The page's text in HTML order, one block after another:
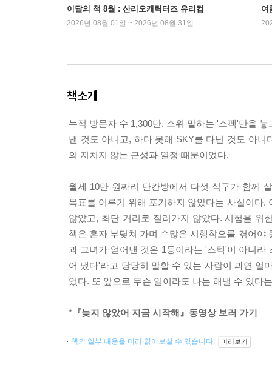
이달의 책 8월 : 산리오캐릭터즈 유리컵
2026년 08월 01일 ~ 2026년 08월 31일
여
책소개
누적 방문자 수 1,300만. 소위 말하는 '스펙'만을
낸 것도 아니고, 하다 못해 SKY를 다닌 것도 아
의 지치지 않는 근성과 열정 때문이었다.
월세 10만 원짜리 단칸방에서 다섯 식구가 함께
목표를 이루기 위해 포기하지 않았다는 사실이다
않았고, 최단 거리로 질러가지 않았다. 시험을 위
책은 혼자 부딪쳐 가며 수많은 시행착오를 겪어
과 그녀가 얻어낸 것은 1등이라는 '스펙'이 아니
어 냈다'라고 당당히 말할 수 있는 사람이 과연 얼
었다. 또 앞으로 무슨 일이라도 나는 해낼 수 있다
* 『늦지 않았어 지금 시작해』동영상 보러 가기
책의 일부 내용을 미리 읽어보실 수 있습니다. 미리보기